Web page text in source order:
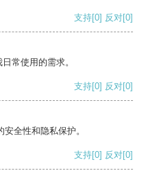
支持[0] 反对[0]
常使用的需求。
支持[0] 反对[0]
全性和隐私保护。
支持[0] 反对[0]